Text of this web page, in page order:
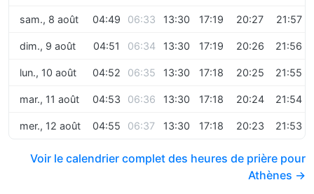
sam., 8 août 04:49 06:33 13:30 17:19 20:27 21:57
dim., 9 août 04:51 06:34 13:30 17:19 20:26 21:56
lun., 10 août 04:52 06:35 13:30 17:18 20:25 21:55
mar., 11 août 04:53 06:36 13:30 17:18 20:24 21:54
mer., 12 août 04:55 06:37 13:30 17:18 20:23 21:53
Voir le calendrier complet des heures de prière pour
Athènes →